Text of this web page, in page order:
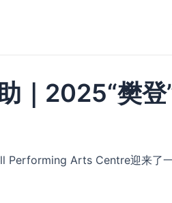
｜2025“樊
Performing Arts Centre迎来了